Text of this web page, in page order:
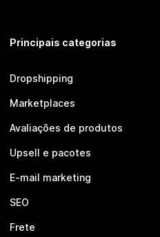
Principais categorias
Dropshipping
Marketplaces
Avaliações de produtos
Upsell e pacotes
E-mail marketing
SEO
Frete